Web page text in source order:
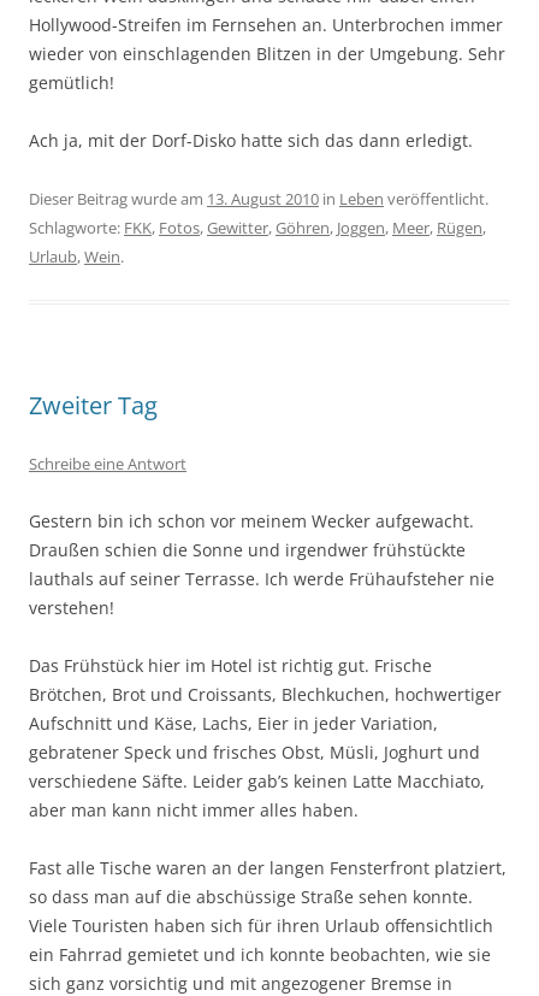
Hollywood-Streifen im Fernsehen an. Unterbrochen immer
wieder von einschlagenden Blitzen in der Umgebung. Sehr
gemütlich!
Ach ja, mit der Dorf-Disko hatte sich das dann erledigt.
Dieser Beitrag wurde am 13. August 2010 in Leben veröffentlicht.
Schlagworte: FKK, Fotos,Gewitter,Göhren, Joggen, Meer, Rügen,
Urlaub,Wein.
Zweiter Tag
Schreibe eine Antwort
Gestern bin ich schon vor meinem Wecker aufgewacht.
Draußen schien die Sonne und irgendwer frühstückte
lauthals auf seiner Terrasse. Ich werde Frühaufsteher nie
verstehen!
Das Frühstück hier im Hotel ist richtig gut. Frische
Brötchen, Brot und Croissants, Blechkuchen, hochwertiger
Aufschnitt und Käse, Lachs, Eier in jeder Variation,
gebratener Speck und frisches Obst, Müsli, Joghurt und
verschiedene Säfte. Leider gab’s keinen Latte Macchiato,
aber man kann nicht immer alles haben.
Fast alle Tische waren an der langen Fensterfront platziert,
so dass man auf die abschüssige Straße sehen konnte.
Viele Touristen haben sich für ihren Urlaub offensichtlich
ein Fahrrad gemietet und ich konnte beobachten, wie sie
sich ganz vorsichtig und mit angezogener Bremse in